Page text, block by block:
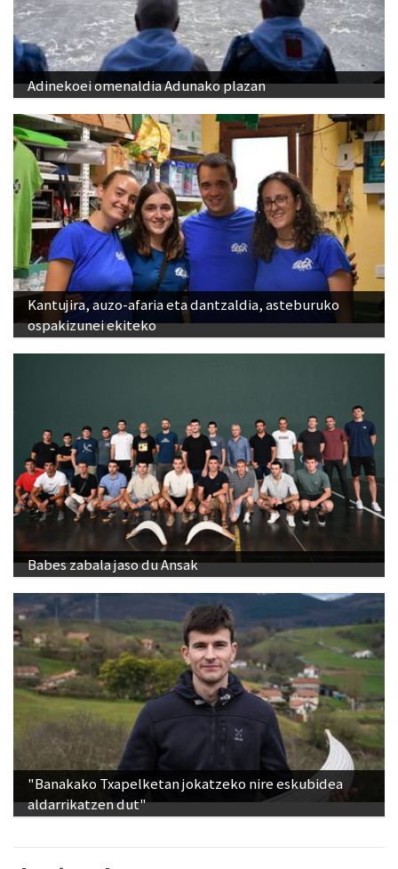
Adinekoei omenaldia Adunako plazan
Kantujira, auzo-afaria eta dantzaldia, asteburuko
ospakizunei ekiteko
Babes zabala jaso du Ansak
"Banakako Txapelketan jokatzeko nire eskubidea
aldarrikatzen dut"